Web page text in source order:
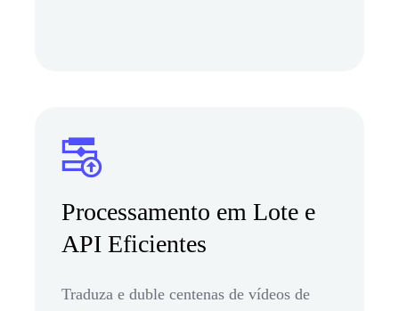
Processamento em Lote e
API Eficientes
Traduza e duble centenas de vídeos de